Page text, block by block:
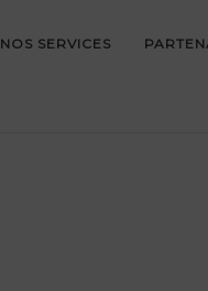
NOS SERVICES